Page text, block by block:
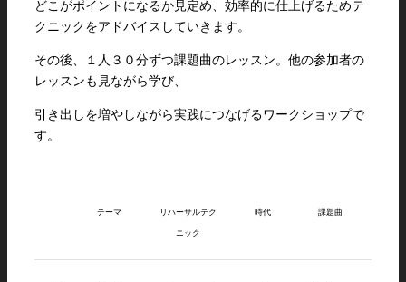
どこがポイントになるか見定め、効率的に仕上げるためテ
クニックをアドバイスしていきます。
その後、１人３０分ずつ課題曲のレッスン。他の参加者の
レッスンも見ながら学び、
引き出しを増やしながら実践につなげるワークショップで
す。
テーマ リハーサルテク
ニック
時代 課題曲